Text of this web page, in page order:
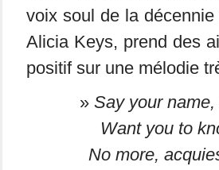
voix soul de la
Alicia Keys, prend des
positif sur une mélodie
» Say your
Want you to
No more,